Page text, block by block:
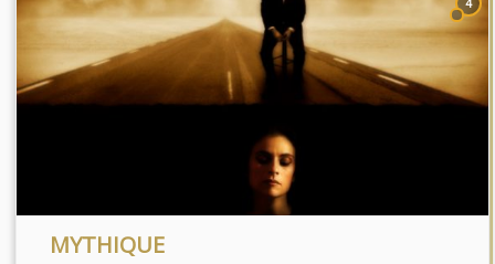
MYTHIQUE